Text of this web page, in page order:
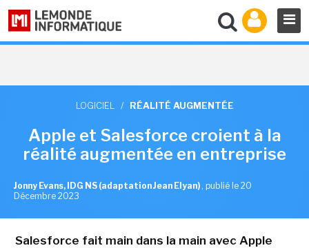
LOGICIEL / RÉALITÉ AUGMENTÉE
Apple et Salesforce croient à la
réalité augmentée en entreprise
Jonny Evans, IDG NS (adaptation Jean Elyan) , publié le 20
Décembre 2023
Salesforce fait main dans la main avec Apple